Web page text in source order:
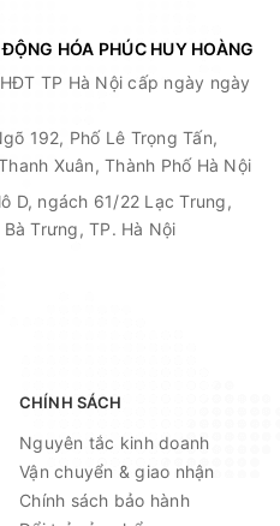
HÓA PHÚC HUY HOÀNG
TP Hà Nội cấp ngày ngày
192, Phố Lê Trọng Tấn,
Xuân, Thành Phố Hà Nội
D, ngách 61/22 Lạc Trung,
Trưng, TP. Hà Nội
CHÍNH SÁCH
Nguyên tắc kinh doanh
Vận chuyển & giao nhận
Chính sách bảo hành